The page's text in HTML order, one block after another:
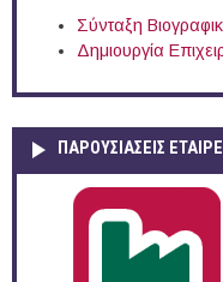
Σύνταξη
Δημιουργία
ΠΑΡΟΥΣΙΆΣΕΙΣ